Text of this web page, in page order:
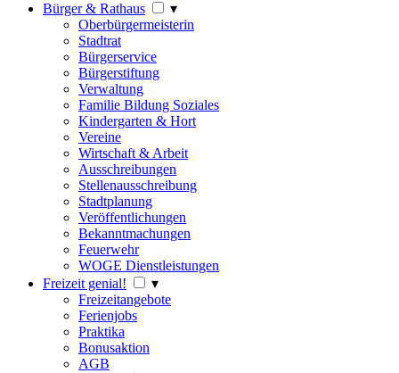
Bürger & Rathaus
▾
Oberbürgermeisterin
Stadtrat
Bürgerservice
Bürgerstiftung
Verwaltung
Familie Bildung Soziales
Kindergarten & Hort
Vereine
Wirtschaft & Arbeit
Ausschreibungen
Stellenausschreibung
Stadtplanung
Veröffentlichungen
Bekanntmachungen
Feuerwehr
WOGE Dienstleistungen
Freizeit genial!
▾
Freizeitangebote
Ferienjobs
Praktika
Bonusaktion
AGB